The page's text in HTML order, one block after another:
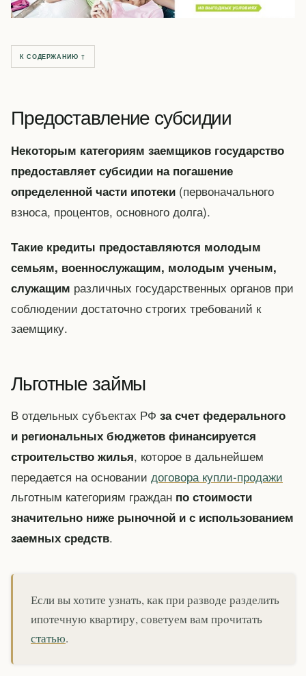
К СОДЕРЖАНИЮ ↑
Предоставление субсидии
Некоторым категориям заемщиков государство
предоставляет субсидии на погашение
определенной части ипотеки (первоначального
взноса, процентов, основного долга).
Такие кредиты предоставляются молодым
семьям, военнослужащим, молодым ученым,
служащим различных государственных органов при
соблюдении достаточно строгих требований к
заемщику.
Льготные займы
В отдельных субъектах РФ за счет федерального
и региональных бюджетов финансируется
строительство жилья, которое в дальнейшем
передается на основании договора купли-продажи
льготным категориям граждан по стоимости
значительно ниже рыночной и с использованием
заемных средств.
Если вы хотите узнать, как при разводе разделить
ипотечную квартиру, советуем вам прочитать
статью.